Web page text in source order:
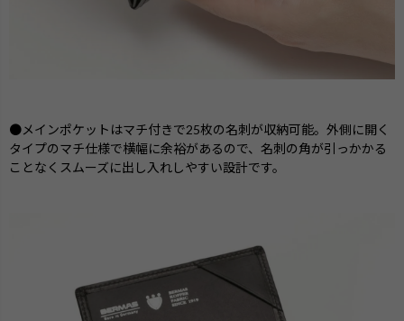
●メインポケットはマチ付きで25枚の名刺が収納可能。外側に開く
タイプのマチ仕様で横幅に余裕があるので、名刺の角が引っかかる
ことなくスムーズに出し入れしやすい設計です。